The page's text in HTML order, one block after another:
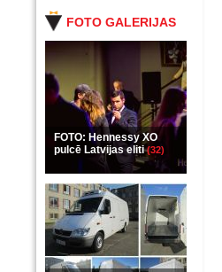
FOTO GALERIJAS
FOTO: Hennessy XO
pulcē Latvijas eliti(32)